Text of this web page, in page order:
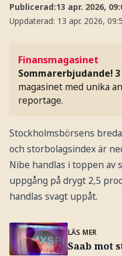
Publicerad:13 apr. 2026,
Uppdaterad: 13 apr. 2026,
Finansmagasinet
Sommarerbjudande!
magasinet med unika
reportage.
Stockholmsbörsens
och storbolagsindex är
Nibe handlas i toppen av
uppgång på drygt 2,5
handlas svagt uppåt.
LÄS MER
Saab mot